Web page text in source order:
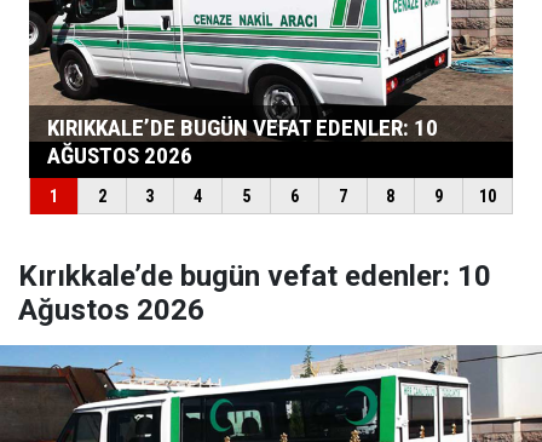
Kırıkkale’de bugün vefat edenler: 10
Ağustos 2026